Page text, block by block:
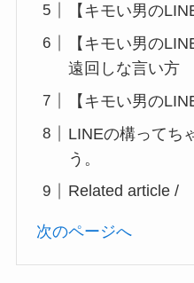
【キモい男の
【キモい男の
遠回しな言い方
【キモい男の
LINEの構ってち
う。
Related article /
次のページへ